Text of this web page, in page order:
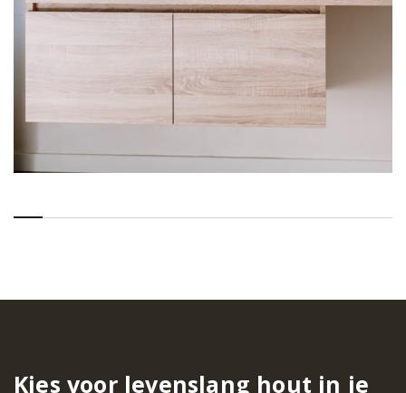
Kies voor levenslang hout in je